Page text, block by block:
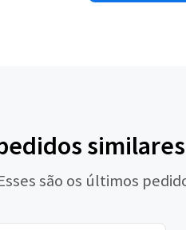
são os últimos